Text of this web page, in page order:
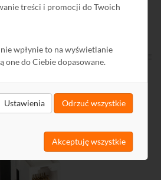
treści i promocji do Twoich
nie wpłynie to na wyświetlanie
one do Ciebie dopasowane.
Ustawienia Odrzuć wszystkie
Akceptuję wszystkie